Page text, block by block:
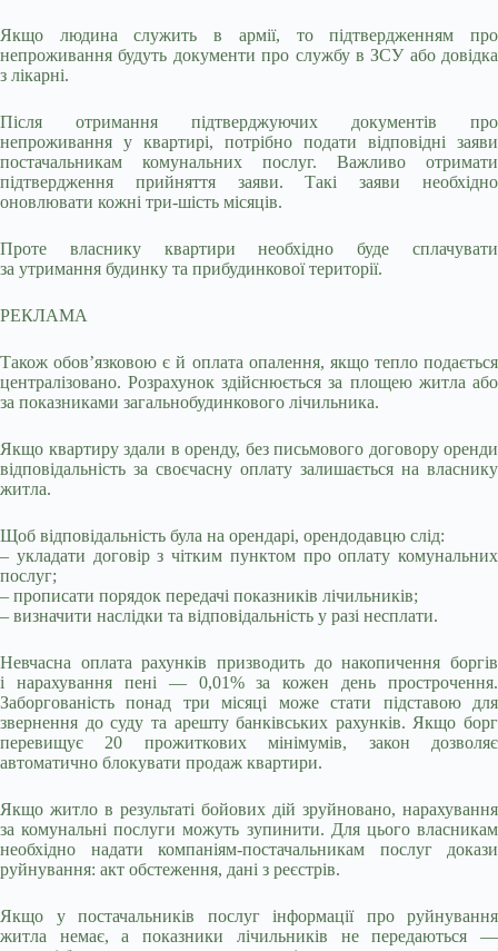
Якщо людина служить в армії, то підтвердженням про
непроживання будуть документи про службу в ЗСУ або довідка
з лікарні.
Після отримання підтверджуючих документів про
непроживання у квартирі, потрібно подати відповідні заяви
постачальникам комунальних послуг. Важливо отримати
підтвердження прийняття заяви. Такі заяви необхідно
оновлювати кожні три-шість місяців.
Проте власнику квартири необхідно буде сплачувати
за утримання будинку та прибудинкової території.
РЕКЛАМА
Також обов’язковою є й оплата опалення, якщо тепло подається
централізовано. Розрахунок здійснюється за площею житла або
за показниками загальнобудинкового лічильника.
Якщо квартиру здали в оренду, без письмового договору оренди
відповідальність за своєчасну оплату залишається на власнику
житла.
Щоб відповідальність була на орендарі, орендодавцю слід:
– укладати договір з чітким пунктом про оплату комунальних
послуг;
– прописати порядок передачі показників лічильників;
– визначити наслідки та відповідальність у разі несплати.
Невчасна оплата рахунків призводить до накопичення боргів
і нарахування пені — 0,01% за кожен день прострочення.
Заборгованість понад три місяці може стати підставою для
звернення до суду та арешту банківських рахунків. Якщо борг
перевищує 20 прожиткових мінімумів, закон дозволяє
автоматично блокувати продаж квартири.
Якщо житло в результаті бойових дій зруйновано, нарахування
за комунальні послуги можуть зупинити. Для цього власникам
необхідно надати компаніям-постачальникам послуг докази
руйнування: акт обстеження, дані з реєстрів.
Якщо у постачальників послуг інформації про руйнування
житла немає, а показники лічильників не передаються —